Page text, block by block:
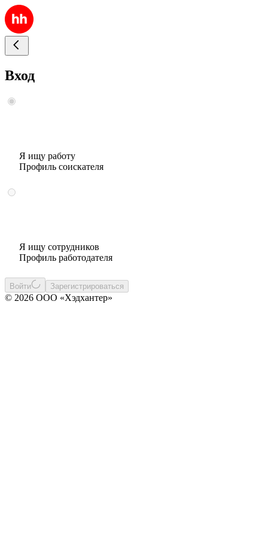
Вход
Я ищу работу
Профиль соискателя
Я ищу сотрудников
Профиль работодателя
Войти Зарегистрироваться
© 2026 ООО «Хэдхантер»